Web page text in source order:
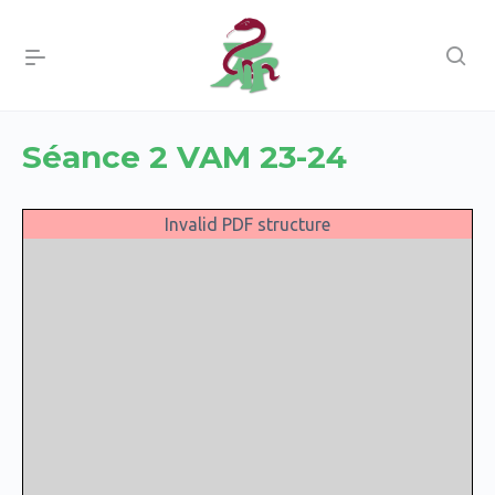
Séance 2 VAM 23-24
Invalid PDF structure